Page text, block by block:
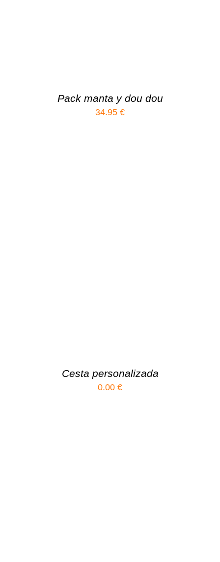
Pack manta y dou dou
34.95 €
Cesta personalizada
0.00 €